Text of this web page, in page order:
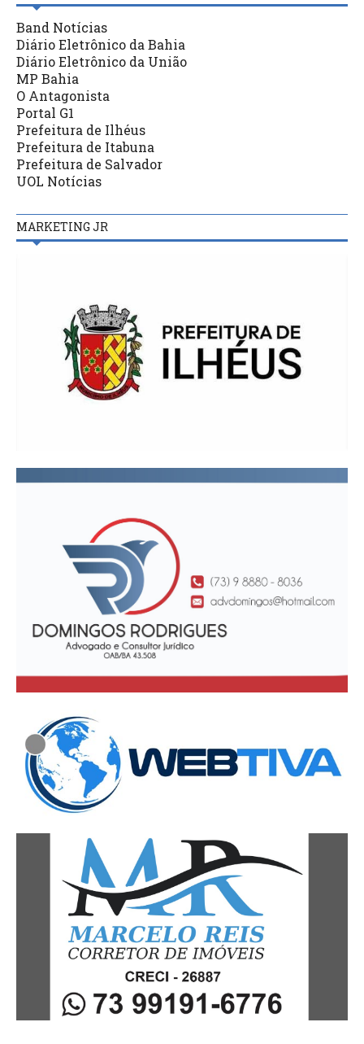
Band Notícias
Diário Eletrônico da Bahia
Diário Eletrônico da União
MP Bahia
O Antagonista
Portal G1
Prefeitura de Ilhéus
Prefeitura de Itabuna
Prefeitura de Salvador
UOL Notícias
MARKETING JR